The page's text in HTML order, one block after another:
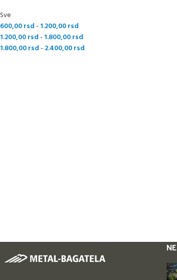
Sve
600,00rsd- 1.200,00rsd
1.200,00rsd- 1.800,00rsd
1.800,00rsd- 2.400,00rsd